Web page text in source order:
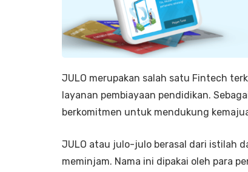
JULO merupakan salah satu Fintech
layanan pembiayaan pendidikan.
berkomitmen untuk mendukung
JULO atau julo-julo berasal dari istilah
meminjam. Nama ini dipakai oleh para